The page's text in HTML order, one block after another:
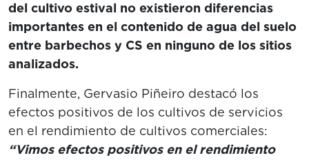
del cultivo estival no existieron diferencias
importantes en el contenido de agua del suelo
entre barbechos y CS en ninguno de los sitios
analizados.
Finalmente, Gervasio Piñeiro destacó los
efectos positivos de los cultivos de servicios
en el rendimiento de cultivos comerciales:
“Vimos efectos positivos en el rendimiento